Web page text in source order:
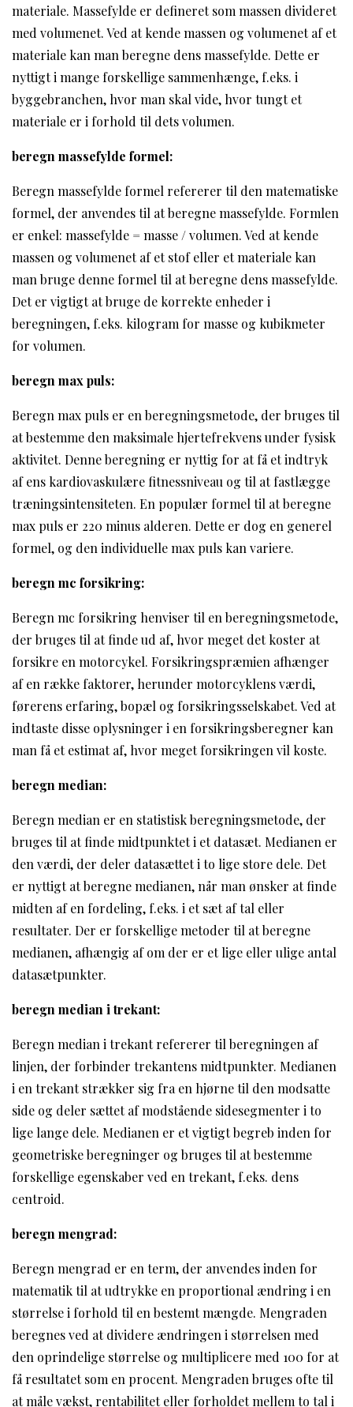
materiale. Massefylde er defineret som massen divideret
med volumenet. Ved at kende massen og volumenet af et
materiale kan man beregne dens massefylde. Dette er
nyttigt i mange forskellige sammenhænge, f.eks. i
byggebranchen, hvor man skal vide, hvor tungt et
materiale er i forhold til dets volumen.
beregn massefylde formel:
Beregn massefylde formel refererer til den matematiske
formel, der anvendes til at beregne massefylde. Formlen
er enkel: massefylde = masse / volumen. Ved at kende
massen og volumenet af et stof eller et materiale kan
man bruge denne formel til at beregne dens massefylde.
Det er vigtigt at bruge de korrekte enheder i
beregningen, f.eks. kilogram for masse og kubikmeter
for volumen.
beregn max puls:
Beregn max puls er en beregningsmetode, der bruges til
at bestemme den maksimale hjertefrekvens under fysisk
aktivitet. Denne beregning er nyttig for at få et indtryk
af ens kardiovaskulære fitnessniveau og til at fastlægge
træningsintensiteten. En populær formel til at beregne
max puls er 220 minus alderen. Dette er dog en generel
formel, og den individuelle max puls kan variere.
beregn mc forsikring:
Beregn mc forsikring henviser til en beregningsmetode,
der bruges til at finde ud af, hvor meget det koster at
forsikre en motorcykel. Forsikringspræmien afhænger
af en række faktorer, herunder motorcyklens værdi,
førerens erfaring, bopæl og forsikringsselskabet. Ved at
indtaste disse oplysninger i en forsikringsberegner kan
man få et estimat af, hvor meget forsikringen vil koste.
beregn median:
Beregn median er en statistisk beregningsmetode, der
bruges til at finde midtpunktet i et datasæt. Medianen er
den værdi, der deler datasættet i to lige store dele. Det
er nyttigt at beregne medianen, når man ønsker at finde
midten af en fordeling, f.eks. i et sæt af tal eller
resultater. Der er forskellige metoder til at beregne
medianen, afhængig af om der er et lige eller ulige antal
datasætpunkter.
beregn median i trekant:
Beregn median i trekant refererer til beregningen af
linjen, der forbinder trekantens midtpunkter. Medianen
i en trekant strækker sig fra en hjørne til den modsatte
side og deler sættet af modstående sidesegmenter i to
lige lange dele. Medianen er et vigtigt begreb inden for
geometriske beregninger og bruges til at bestemme
forskellige egenskaber ved en trekant, f.eks. dens
centroid.
beregn mengrad:
Beregn mengrad er en term, der anvendes inden for
matematik til at udtrykke en proportional ændring i en
størrelse i forhold til en bestemt mængde. Mengraden
beregnes ved at dividere ændringen i størrelsen med
den oprindelige størrelse og multiplicere med 100 for at
få resultatet som en procent. Mengraden bruges ofte til
at måle vækst, rentabilitet eller forholdet mellem to tal i